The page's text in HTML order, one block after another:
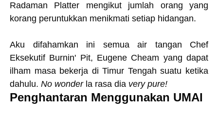
Radaman Platter mengikut jumlah orang yang
korang peruntukkan menikmati setiap hidangan.
Aku difahamkan ini semua air tangan Chef
Eksekutif Burnin' Pit, Eugene Cheam yang dapat
ilham masa bekerja di Timur Tengah suatu ketika
dahulu. No wonderla rasa dia very pure!
Penghantaran Menggunakan UMAI